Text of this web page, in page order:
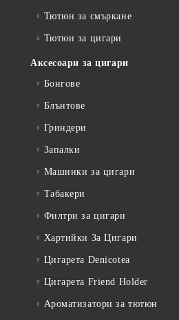
Тютюн за смъркане
Тютюн за цигари
Аксесоари за цигари
Бонгове
Блънтове
Гриндери
Запалки
Машинки за цигари
Табакери
Филтри за цигари
Хартийки За Цигари
Цигарета Denicotea
Цигарета Friend Holder
Ароматизатори за тютюн